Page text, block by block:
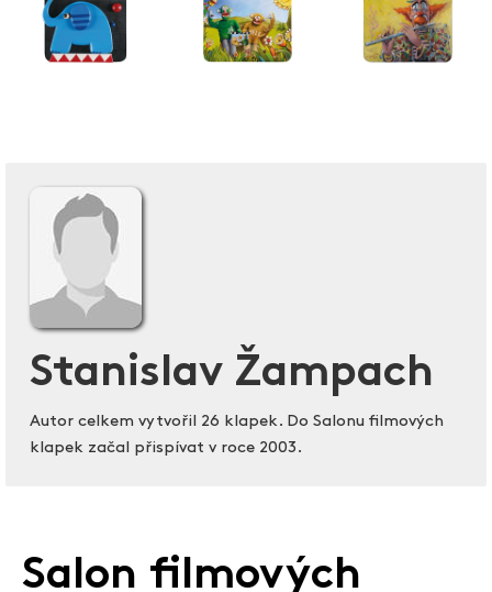
Stanislav Žampach
Autor celkem vytvořil 26 klapek. Do Salonu filmových
klapek začal přispívat v roce 2003.
Salon filmových